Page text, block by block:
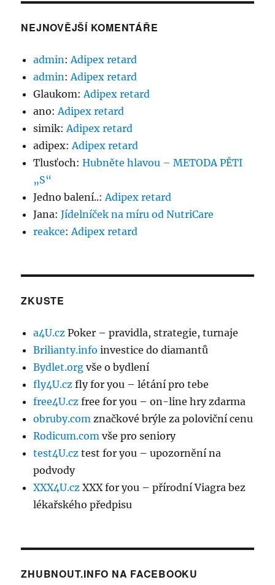
NEJNOVĚJŠÍ KOMENTÁŘE
admin:Adipex retard
admin:Adipex retard
Glaukom:Adipex retard
ano:Adipex retard
simik:Adipex retard
adipex:Adipex retard
Tlusťoch:Hubněte hlavou – METODA PĚTI
„S“
Jedno balení..:Adipex retard
Jana:Jídelníček na míru od NutriCare
reakce:Adipex retard
ZKUSTE
a4U.cz Poker – pravidla, strategie, turnaje
Brilianty.info investice do diamantů
Bydlet.org vše o bydlení
fly4U.cz fly for you – létání pro tebe
free4U.cz free for you – on-line hry zdarma
obruby.com značkové brýle za poloviční cenu
Rodicum.com vše pro seniory
test4U.cz test for you – upozornění na
podvody
XXX4U.cz XXX for you – přírodní Viagra bez
lékařského předpisu
ZHUBNOUT.INFO NA FACEBOOKU